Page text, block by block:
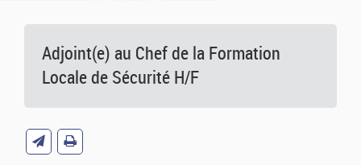
Adjoint(e) au Chef de la Formation
Locale de Sécurité H/F